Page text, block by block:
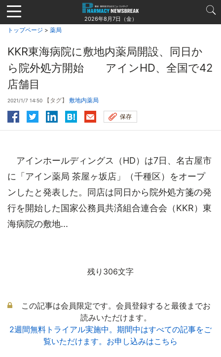
Jump
to
navigation
2026年8月7日（金）
トップページ > 薬局
KKR東海病院に敷地内薬局開設、同日か
ら院外処方開始 アインHD、全国で42
店舗目
2021/1/7 14:50 【タグ】 敷地内薬局
保存
アインホールディングス（HD）は7日、名古屋市
に「アイン薬局 茶屋ヶ坂店」（千種区）をオープ
ンしたと発表した。同店は同日から院外処方箋の発
行を開始した国家公務員共済組合連合会（KKR）東
海病院の敷地...
残り306文字
この記事は会員限定です。会員登録すると最後までお
読みいただけます。
2週間無料トライアル実施中。期間中はすべての記事をご
覧いただけます。お申し込みはこちら